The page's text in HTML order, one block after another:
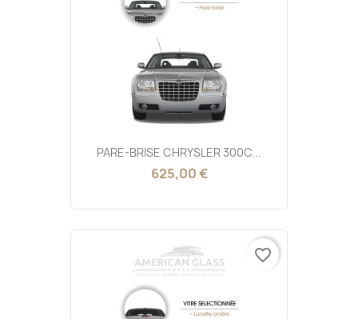
PARE-BRISE CHRYSLER 300C...
625,00 €
favorite_border